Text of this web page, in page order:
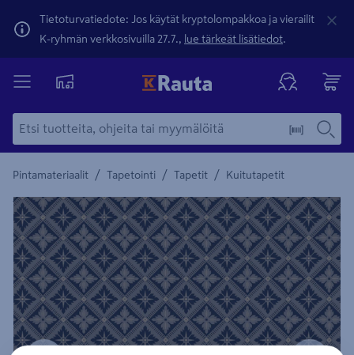
Tietoturvatiedote: Jos käytät kryptolompakkoa ja vierailit
K-ryhmän verkkosivuilla 27.7., lue tärkeät lisätiedot.
Pintamateriaalit / Tapetointi / Tapetit / Kuitutapetit
Yksityiskohtainen kuvaus löytyy Tuotteen kuvaus -
Edellinen